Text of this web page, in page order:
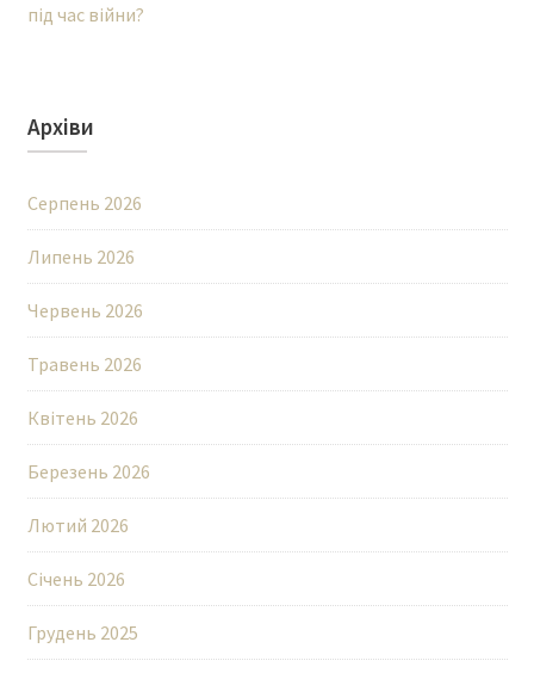
під час війни?
Архіви
Серпень 2026
Липень 2026
Червень 2026
Травень 2026
Квітень 2026
Березень 2026
Лютий 2026
Січень 2026
Грудень 2025